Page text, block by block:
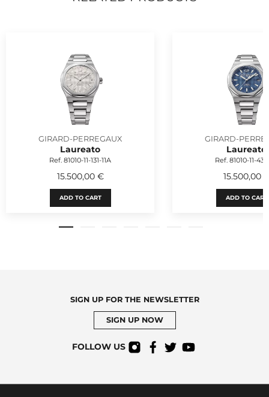
GIRARD-PERREGAUX
Laureato
Ref. 81010-11-131-11A
15.500,00 €
ADD TO CART
GIRARD-
Laureato
Ref. 81010-11-
15.500,00
ADD TO CART
SIGN UP FOR THE NEWSLETTER
SIGN UP NOW
FOLLOW US